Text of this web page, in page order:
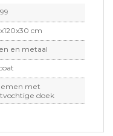
cm
en metaal
met
doek